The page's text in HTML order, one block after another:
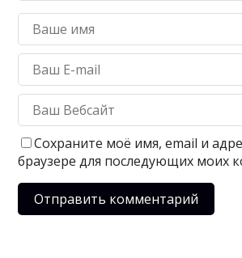
Сохраните моё имя, email и
браузере для последующих моих